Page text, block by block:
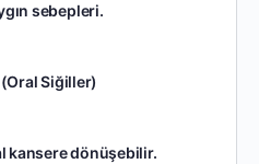
sebepleri.
Siğiller)
kansere dönüşebilir.